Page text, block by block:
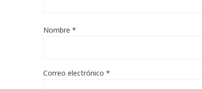
Nombre *
Correo electrónico *